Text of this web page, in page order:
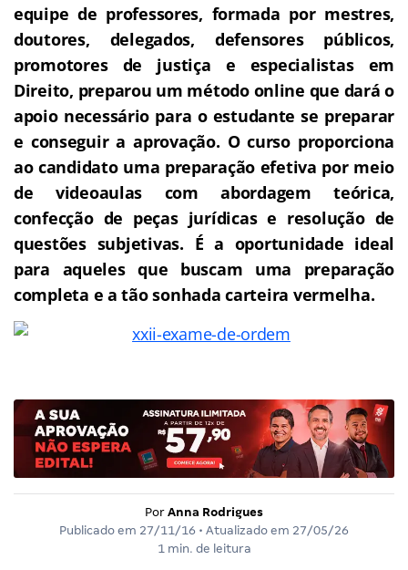
equipe de professores, formada por mestres,
doutores, delegados, defensores públicos,
promotores de justiça e especialistas em
Direito, preparou um método online que dará o
apoio necessário para o estudante se preparar
e conseguir a aprovação. O curso proporciona
ao candidato uma preparação efetiva por meio
de videoaulas com abordagem teórica,
confecção de peças jurídicas e resolução de
questões subjetivas. É a oportunidade ideal
para aqueles que buscam uma preparação
completa e a tão sonhada carteira vermelha.
Por Anna Rodrigues
Publicado em 27/11/16 • Atualizado em 27/05/26
1 min. de leitura